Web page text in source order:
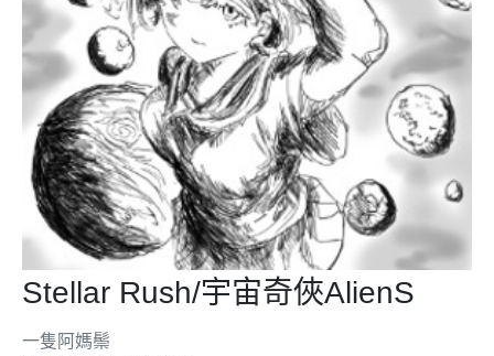
Stellar Rush/宇宙奇俠AlienS
一隻阿媽鬃